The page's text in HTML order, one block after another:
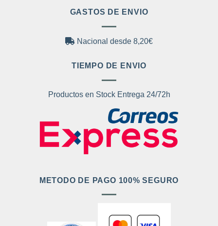
GASTOS DE ENVIO
Nacional desde 8,20€
TIEMPO DE ENVIO
Productos en Stock Entrega 24/72h
METODO DE PAGO 100% SEGURO